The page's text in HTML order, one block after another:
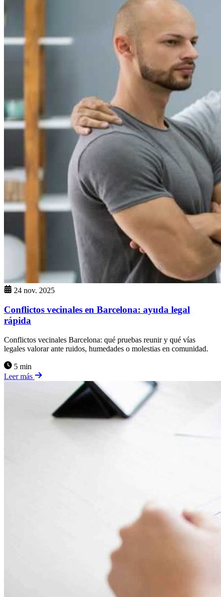
24 nov. 2025
Conflictos vecinales en Barcelona: ayuda legal
rápida
Conflictos vecinales Barcelona: qué pruebas reunir y qué vías
legales valorar ante ruidos, humedades o molestias en comunidad.
5 min
Leer más